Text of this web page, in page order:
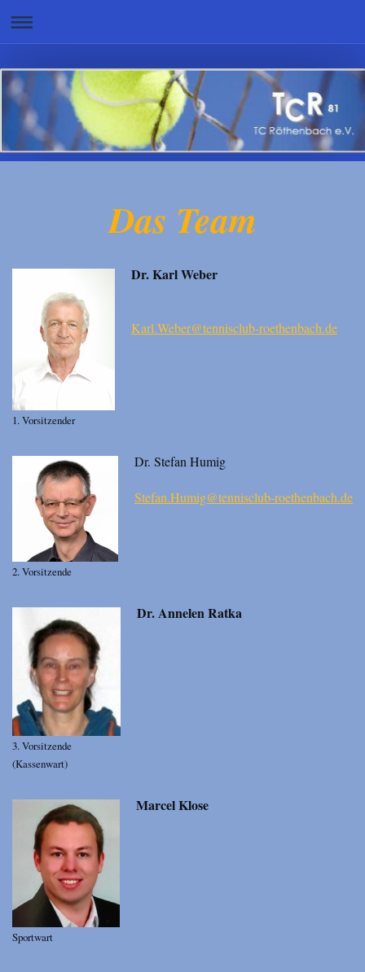
Das Team
1. Vorsitzender
Dr. Karl Weber
Karl.Weber@tennisclub-roethenbach.de
2. Vorsitzende
Dr. Stefan Humig
Stefan.Humig@tennisclub-roethenbach.de
3. Vorsitzende
(Kassenwart)
Dr. Annelen Ratka
Sportwart
Marcel Klose